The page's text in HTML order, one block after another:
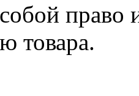
собой
товара.